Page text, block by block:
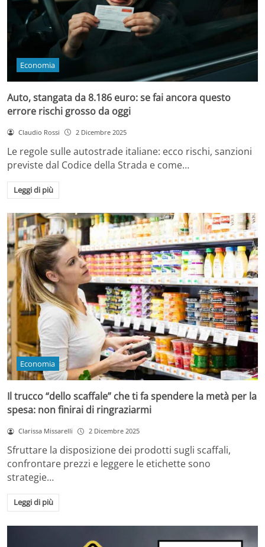
Economia
Auto, stangata da 8.186 euro: se fai ancora questo
errore rischi grosso da oggi
Claudio Rossi 2 Dicembre 2025
Le regole sulle autostrade italiane: ecco rischi, sanzioni
previste dal Codice della Strada e come…
Leggi di più
Economia
Il trucco “dello scaffale” che ti fa spendere la metà per la
spesa: non finirai di ringraziarmi
Clarissa Missarelli 2 Dicembre 2025
Sfruttare la disposizione dei prodotti sugli scaffali,
confrontare prezzi e leggere le etichette sono
strategie…
Leggi di più